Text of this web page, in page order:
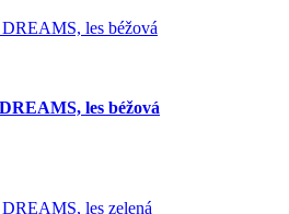
les béžová